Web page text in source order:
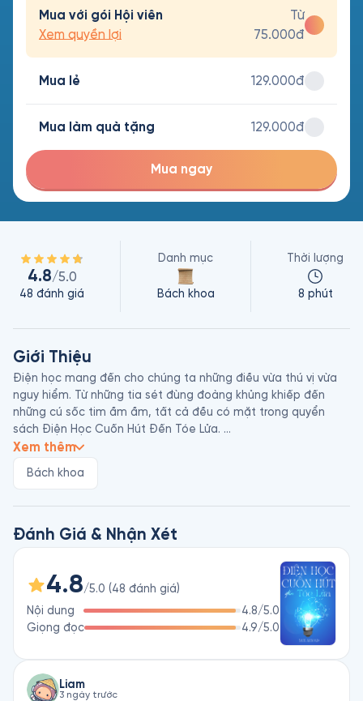
Mua với gói Hội viên
Xem quyền lợi
Từ
75.000đ
Mua lẻ 129.000đ
Mua làm quà tặng 129.000đ
Mua ngay
4.8/5.0
48 đánh giá
Danh mục
Bách khoa
Thời lượng
8 phút
Giới Thiệu
Điện học mang đến cho chúng ta những điều vừa thú vị vừa
nguy hiểm. Từ những tia sét đùng đoàng khủng khiếp đến
những cú sốc tim ầm ầm, tất cả đều có mặt trong quyển
sách Điện Học Cuốn Hút Đến Tóe Lửa.
sách dành cho thiếu nhi. Ông vốn tốt nghiệp chuyên ngành
cho tờ The Guardian. Một số tác phẩm của ông gồm Côn
Trùng Gớm Ghiếc, Điện Học Cuốn Hút Đến Tóe Lửa, Hóa Học
– Một Vụ Nổ Ầm Vang, Phát Minh Quái Quỷ, Thiên Nhiên
Xem thêm
Bách khoa
Đánh Giá & Nhận Xét
4.8/5.0 (48 đánh giá)
Nội dung
4.8/5.0
Giọng đọc
4.9/5.0
Liam
3 ngày trước